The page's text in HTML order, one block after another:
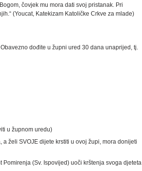
čovjek mu mora dati svoj pristanak. Pri
(Youcat, Katekizam Katoličke Crkve za mlade)
dođite u župni ured 30 dana unaprijed, tj.
u župnom uredu)
želi SVOJE dijete krstiti u ovoj župi, mora donijeti
(Sv. Ispovijed) uoči krštenja svoga djeteta